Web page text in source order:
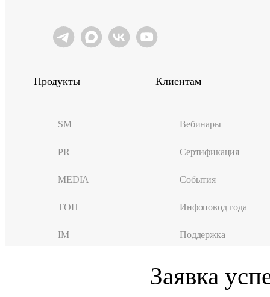
Продукты
SM
PR
MEDIA
ТОП
IM
Клиентам
Вебинары
Сертификация
События
Инфоповод года
Поддержка
Заявка